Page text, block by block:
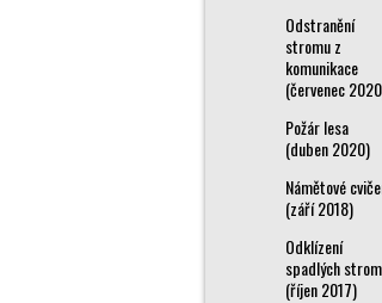
Odstranění
stromu z
komunikace
(červenec
Požár lesa
(duben 2020)
Námětové
(září 2018)
Odklízení
spadlých
(říjen 2017)